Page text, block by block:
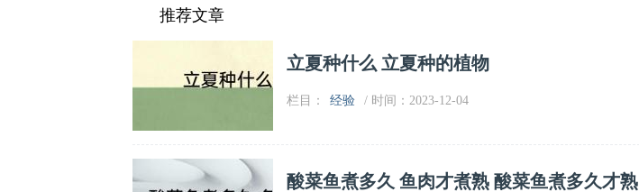
推荐文章
立夏种什么 立夏种的植物
栏目： 经验 / 时间：2023-12-04
酸菜鱼煮多久 鱼肉才煮熟 酸菜鱼煮多久才熟